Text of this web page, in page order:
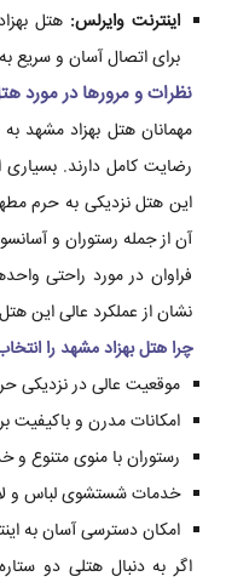
اینترنت وایرلس: هتل
برای اتصال آسان و سریع
نظرات و مرورها در مورد
مهمانان هتل بهزاد مشهد
رضایت کامل دارند. بسیاری
این هتل نزدیکی به حرم
آن از جمله رستوران و
فراوان در مورد راحتی
نشان از عملکرد عالی این هتل
چرا هتل بهزاد مشهد را
موقعیت عالی در نزدیکی
امکانات مدرن و باکیفیت
رستوران با منوی متنوع و
خدمات شستشوی لباس و
امکان دسترسی آسان به
اگر به دنبال هتلی دو